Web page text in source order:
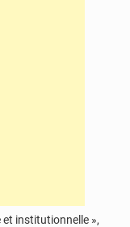
et institutionnelle »,